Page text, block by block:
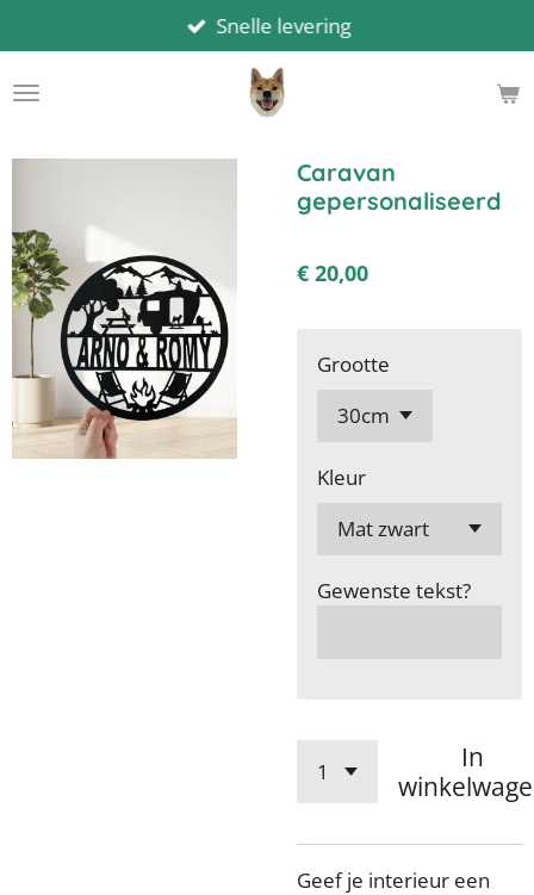
direct
naar
Snelle levering
Caravan
gepersonaliseerd
€ 20,00
Grootte
Kleur
Gewenste tekst?
In
Geef je interieur een